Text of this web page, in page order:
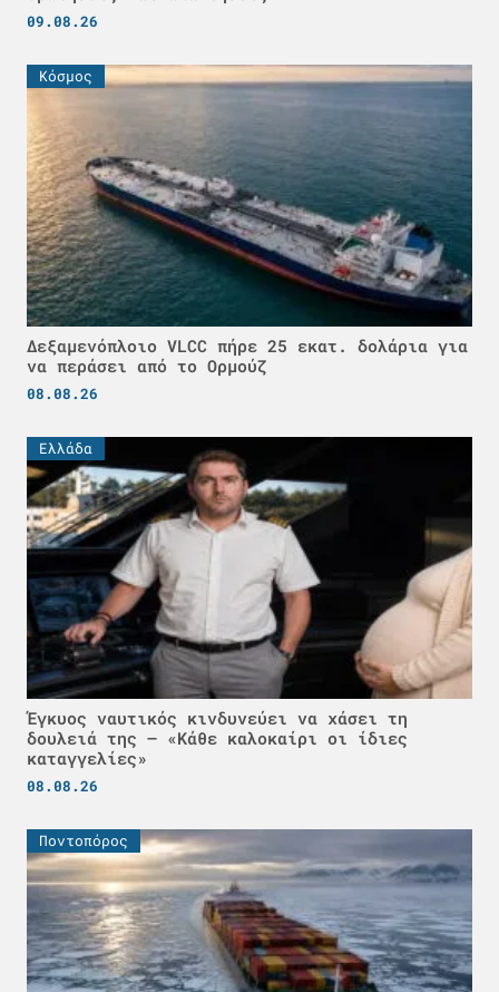
09.08.26
Κόσμος
Δεξαμενόπλοιο VLCC πήρε 25 εκατ. δολάρια για
να περάσει από το Ορμούζ
08.08.26
Ελλάδα
Έγκυος ναυτικός κινδυνεύει να χάσει τη
δουλειά της – «Κάθε καλοκαίρι οι ίδιες
καταγγελίες»
08.08.26
Ποντοπόρος